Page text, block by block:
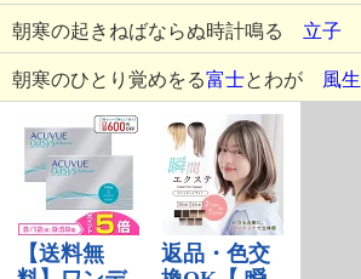
朝寒の起きねばならぬ時計鳴る 立子
朝寒のひとり覚めをる富士とわが 風生